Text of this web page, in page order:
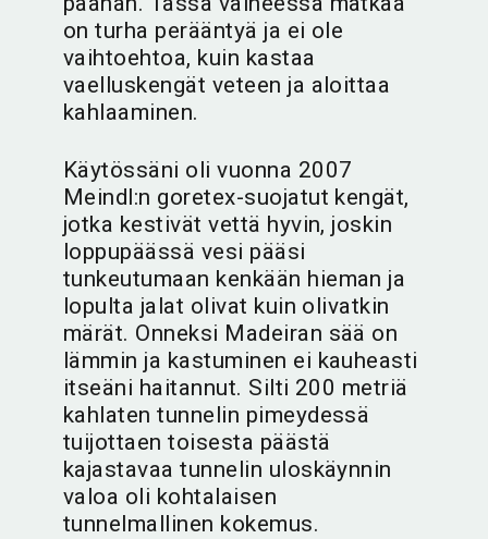
on turha perääntyä ja ei ole
vaihtoehtoa, kuin kastaa
vaelluskengät veteen ja aloittaa
kahlaaminen.
Käytössäni oli vuonna 2007
Meindl:n goretex-suojatut kengät,
jotka kestivät vettä hyvin, joskin
loppupäässä vesi pääsi
tunkeutumaan kenkään hieman ja
lopulta jalat olivat kuin olivatkin
märät. Onneksi Madeiran sää on
lämmin ja kastuminen ei kauheasti
itseäni haitannut. Silti 200 metriä
kahlaten tunnelin pimeydessä
tuijottaen toisesta päästä
kajastavaa tunnelin uloskäynnin
valoa oli kohtalaisen
tunnelmallinen kokemus.